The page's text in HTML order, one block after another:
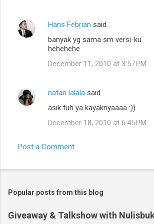
Hans Febrian said…
banyak yg sama sm versi-ku
hehehehe
December 11, 2010 at 3:57 PM
natan lalala said…
asik tuh ya kayaknyaaaa :))
December 18, 2010 at 6:45 PM
Post a Comment
Popular posts from this blog
Giveaway & Talkshow with